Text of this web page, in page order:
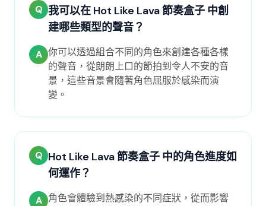
Q 我可以在 Hot Like Lava 節奏盒子 中創
建哪些類型的聲音？
A 你可以透過組合不同的角色來創建各種各樣
的聲音，從朗朗上口的節拍到令人不安的音
景，這些音景會隨著角色屈服於感染而演
變。
Q Hot Like Lava 節奏盒子 中的角色進度如
何運作？
A 角色會體驗到熱感染的不同症狀，從而影響